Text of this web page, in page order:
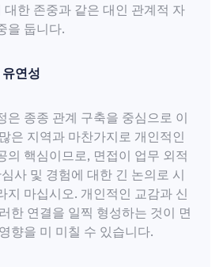
대한 존중과 같은 대인 관계적 자
을 둡니다.
연성
은 종종 관계 구축을 중심으로 이
은 지역과 마찬가지로 개인적인
의 핵심이므로, 면접이 업무 외적
사 및 경험에 대한 긴 논의로 시
지 마십시오. 개인적인 교감과 신
한 연결을 일찍 형성하는 것이 면
향을 미 미칠 수 있습니다.